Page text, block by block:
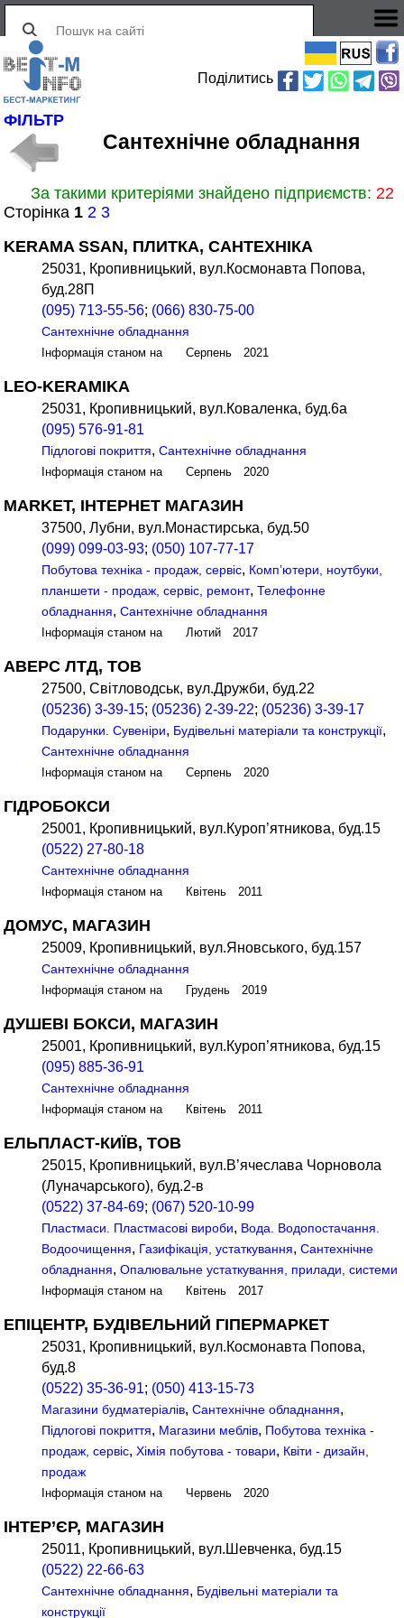
Поділитись
ФІЛЬТР
Сантехнічне обладнання
За такими критеріями знайдено підприємств:22
Сторінка 12 3
KERAMA SSAN, ПЛИТКА, САНТЕХНІКА
25031, Кропивницький, вул.Космонавта Попова,
буд.28П
(095) 713-55-56; (066) 830-75-00
Сантехнічне обладнання
Інформація станом на Серпень 2021
LEO-KERAMIKA
25031, Кропивницький, вул.Коваленка, буд.6а
(095) 576-91-81
Підлогові покриття,Сантехнічне обладнання
Інформація станом на Серпень 2020
MARKET, ІНТЕРНЕТ МАГАЗИН
37500, Лубни, вул.Монастирська, буд.50
(099) 099-03-93; (050) 107-77-17
Побутова техніка - продаж, сервіс, Комп’ютери, ноутбуки,
планшети - продаж, сервіс, ремонт,Телефонне
обладнання,Сантехнічне обладнання
Інформація станом на Лютий 2017
АВЕРС ЛТД, ТОВ
27500, Світловодськ, вул.Дружби, буд.22
(05236) 3-39-15; (05236) 2-39-22; (05236) 3-39-17
Подарунки. Сувеніри, Будівельні матеріали та конструкції,
Сантехнічне обладнання
Інформація станом на Серпень 2020
ГІДРОБОКСИ
25001, Кропивницький, вул.Куроп’ятникова, буд.15
(0522) 27-80-18
Сантехнічне обладнання
Інформація станом на Квітень 2011
ДОМУС, МАГАЗИН
25009, Кропивницький, вул.Яновського, буд.157
Сантехнічне обладнання
Інформація станом на Грудень 2019
ДУШЕВІ БОКСИ, МАГАЗИН
25001, Кропивницький, вул.Куроп’ятникова, буд.15
(095) 885-36-91
Сантехнічне обладнання
Інформація станом на Квітень 2011
ЕЛЬПЛАСТ-КИЇВ, ТОВ
25015, Кропивницький, вул.В’ячеслава Чорновола
(Луначарського), буд.2-в
(0522) 37-84-69; (067) 520-10-99
Пластмаси. Пластмасові вироби, Вода. Водопостачання.
Водоочищення, Газифікація, устаткування,Сантехнічне
обладнання,Опалювальне устаткування, прилади, системи
Інформація станом на Квітень 2017
ЕПІЦЕНТР, БУДІВЕЛЬНИЙ ГІПЕРМАРКЕТ
25031, Кропивницький, вул.Космонавта Попова,
буд.8
(0522) 35-36-91; (050) 413-15-73
Магазини будматеріалів,Сантехнічне обладнання,
Підлогові покриття, Магазини меблів, Побутова техніка -
продаж, сервіс,Хімія побутова - товари, Квіти - дизайн,
продаж
Інформація станом на Червень 2020
ІНТЕР’ЄР, МАГАЗИН
25011, Кропивницький, вул.Шевченка, буд.15
(0522) 22-66-63
Сантехнічне обладнання, Будівельні матеріали та
конструкції